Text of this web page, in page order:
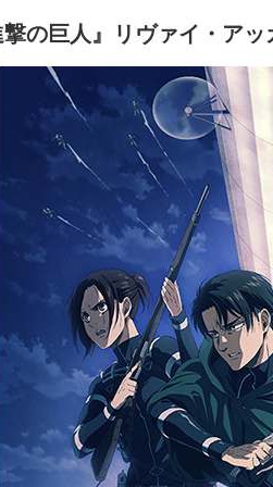
の巨人』リヴァイ・アッ